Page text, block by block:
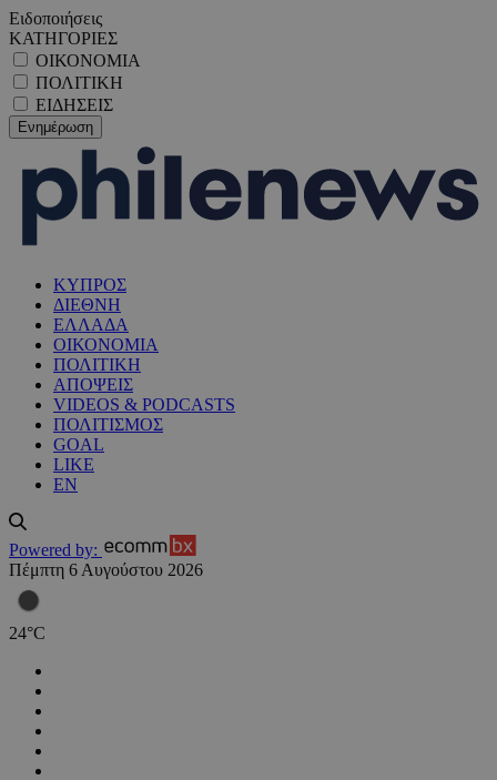
Ειδοποιήσεις
ΚΑΤΗΓΟΡΙΕΣ
ΟΙΚΟΝΟΜΙΑ
ΠΟΛΙΤΙΚΗ
ΕΙΔΗΣΕΙΣ
ΚΥΠΡΟΣ
ΔΙΕΘΝΗ
ΕΛΛΑΔΑ
ΟΙΚΟΝΟΜΙΑ
ΠΟΛΙΤΙΚΗ
ΑΠΟΨΕΙΣ
VIDEOS & PODCASTS
ΠΟΛΙΤΙΣΜΟΣ
GOAL
LIKE
EN
Powered by:
Πέμπτη 6 Αυγούστου 2026
24°C